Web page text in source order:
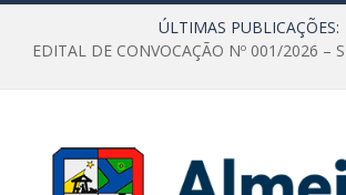
ÚLTIMAS PUBLICAÇÕES:
EDITAL DE CONVOCAÇÃO Nº 001/2026 –